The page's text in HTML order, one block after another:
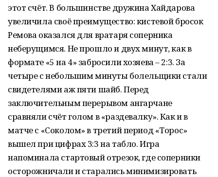
этот счёт. В большинстве дружина Хайдарова
увеличила своё преимущество: кистевой бросок
Ремова оказался для вратаря соперника
неберущимся. Не прошло и двух минут, как в
формате «5 на 4» забросили хозяева – 2:3. За
четыре с небольшим минуты болельщики стали
свидетелями аж пяти шайб. Перед
заключительным перерывом ангарчане
сравняли счёт голом в «раздевалку». Как и в
матче с «Соколом» в третий период «Торос»
вышел при цифрах 3:3 на табло. Игра
напоминала стартовый отрезок, где соперники
осторожничали и старались минимизировать